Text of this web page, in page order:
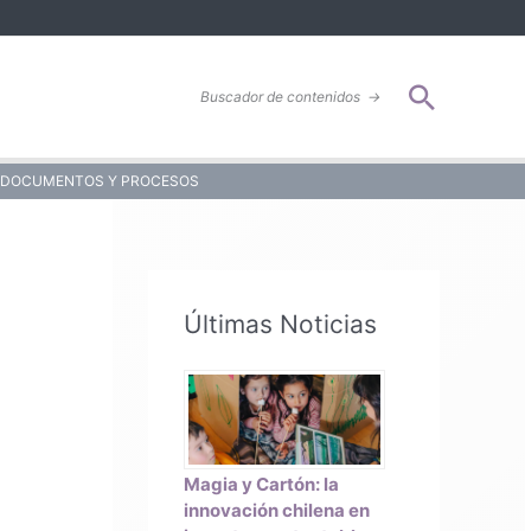
Buscador de contenidos → Buscar
DOCUMENTOS Y PROCESOS
Últimas Noticias
Magia y Cartón: la
innovación chilena en